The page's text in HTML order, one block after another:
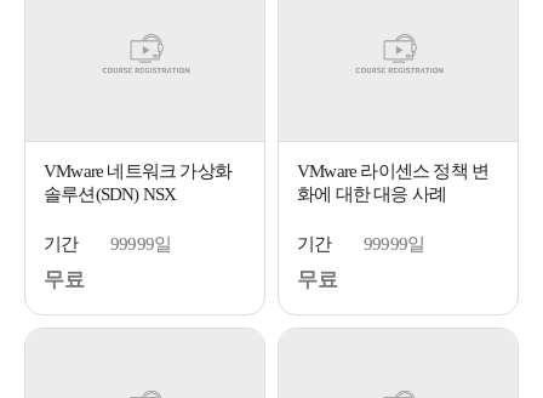
VMware 네트워크 가상화
솔루션(SDN) NSX
기간 99999일
무료
VMware 라이센스 정책 변
화에 대한 대응 사례
기간 99999일
무료